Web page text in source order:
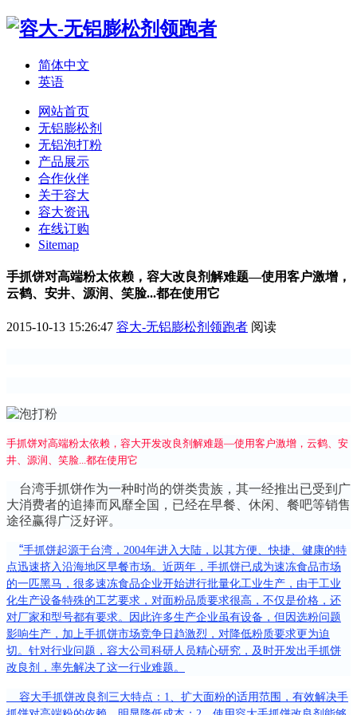
简体中文
英语
网站首页
无铝膨松剂
无铝泡打粉
产品展示
合作伙伴
关于容大
容大资讯
在线订购
Sitemap
手抓饼对高端粉太依赖，容大改良剂解难题—使用客户激增，
云鹤、安井、源润、笑脸...都在使用它
2015-10-13 15:26:47 容大-无铝膨松剂领跑者 阅读
手抓饼对高端粉太依赖，容大开发改良剂解难题—使用客户激增，云鹤、安
井、源润、笑脸...都在使用它
台湾手抓饼作为一种时尚的饼类贵族，其一经推出已受到广
大消费者的追捧而风靡全国，已经在早餐、休闲、餐吧等销售
途径赢得广泛好评。
“手抓饼起源于台湾，2004年进入大陆，以其方便、快捷、健康的特
点迅速挤入沿海地区早餐市场。近两年，手抓饼已成为速冻食品市场
的一匹黑马，很多速冻食品企业开始进行批量化工业生产，由于工业
化生产设备特殊的工艺要求，对面粉品质要求很高，不仅是价格，还
对厂家和型号都有要求。因此许多生产企业虽有设备，但因选粉问题
影响生产，加上手抓饼市场竞争日趋激烈，对降低粉质要求更为迫
切。针对行业问题，容大公司科研人员精心研究，及时开发出手抓饼
改良剂，率先解决了这一行业难题。
容大手抓饼改良剂 三大特点：1、扩大面粉的适用范围，有效解决手